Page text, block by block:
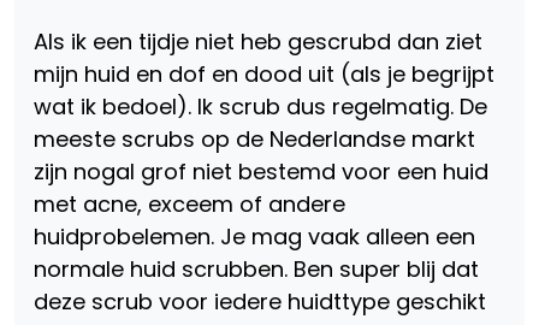
Als ik een tijdje niet heb gescrubd dan ziet
mijn huid en dof en dood uit (als je begrijpt
wat ik bedoel). Ik scrub dus regelmatig. De
meeste scrubs op de Nederlandse markt
zijn nogal grof niet bestemd voor een huid
met acne, exceem of andere
huidprobelemen. Je mag vaak alleen een
normale huid scrubben. Ben super blij dat
deze scrub voor iedere huidttype geschikt